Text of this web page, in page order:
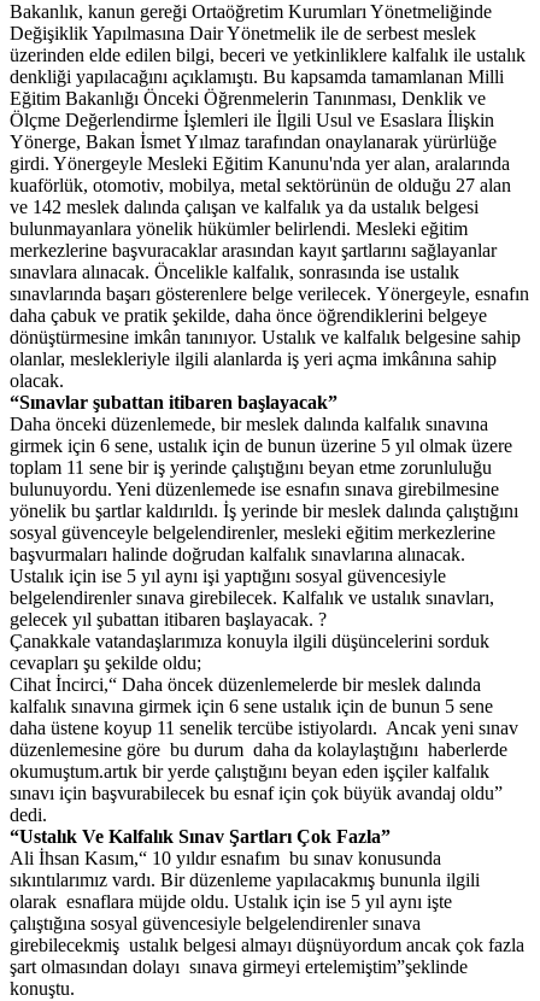
Bakanlık, kanun gereği Ortaöğretim Kurumları Yönetmeliğinde
Değişiklik Yapılmasına Dair Yönetmelik ile de serbest meslek
üzerinden elde edilen bilgi, beceri ve yetkinliklere kalfalık ile ustalık
denkliği yapılacağını açıklamıştı. Bu kapsamda tamamlanan Milli
Eğitim Bakanlığı Önceki Öğrenmelerin Tanınması, Denklik ve
Ölçme Değerlendirme İşlemleri ile İlgili Usul ve Esaslara İlişkin
Yönerge, Bakan İsmet Yılmaz tarafından onaylanarak yürürlüğe
girdi. Yönergeyle Mesleki Eğitim Kanunu'nda yer alan, aralarında
kuaförlük, otomotiv, mobilya, metal sektörünün de olduğu 27 alan
ve 142 meslek dalında çalışan ve kalfalık ya da ustalık belgesi
bulunmayanlara yönelik hükümler belirlendi. Mesleki eğitim
merkezlerine başvuracaklar arasından kayıt şartlarını sağlayanlar
sınavlara alınacak. Öncelikle kalfalık, sonrasında ise ustalık
sınavlarında başarı gösterenlere belge verilecek. Yönergeyle, esnafın
daha çabuk ve pratik şekilde, daha önce öğrendiklerini belgeye
dönüştürmesine imkân tanınıyor. Ustalık ve kalfalık belgesine sahip
olanlar, meslekleriyle ilgili alanlarda iş yeri açma imkânına sahip
olacak.
“Sınavlar şubattan itibaren başlayacak”
Daha önceki düzenlemede, bir meslek dalında kalfalık sınavına
girmek için 6 sene, ustalık için de bunun üzerine 5 yıl olmak üzere
toplam 11 sene bir iş yerinde çalıştığını beyan etme zorunluluğu
bulunuyordu. Yeni düzenlemede ise esnafın sınava girebilmesine
yönelik bu şartlar kaldırıldı. İş yerinde bir meslek dalında çalıştığını
sosyal güvenceyle belgelendirenler, mesleki eğitim merkezlerine
başvurmaları halinde doğrudan kalfalık sınavlarına alınacak.
Ustalık için ise 5 yıl aynı işi yaptığını sosyal güvencesiyle
belgelendirenler sınava girebilecek. Kalfalık ve ustalık sınavları,
gelecek yıl şubattan itibaren başlayacak. ?
Çanakkale vatandaşlarımıza konuyla ilgili düşüncelerini sorduk
cevapları şu şekilde oldu;
Cihat İncirci,“ Daha öncek düzenlemelerde bir meslek dalında
kalfalık sınavına girmek için 6 sene ustalık için de bunun 5 sene
daha üstene koyup 11 senelik tercübe istiyolardı. Ancak yeni sınav
düzenlemesine göre bu durum daha da kolaylaştığını haberlerde
okumuştum.artık bir yerde çalıştığını beyan eden işçiler kalfalık
sınavı için başvurabilecek bu esnaf için çok büyük avandaj oldu”
dedi.
“Ustalık Ve Kalfalık Sınav Şartları Çok Fazla”
Ali İhsan Kasım,“ 10 yıldır esnafım bu sınav konusunda
sıkıntılarımız vardı. Bir düzenleme yapılacakmış bununla ilgili
olarak esnaflara müjde oldu. Ustalık için ise 5 yıl aynı işte
çalıştığına sosyal güvencesiyle belgelendirenler sınava
girebilecekmiş ustalık belgesi almayı düşnüyordum ancak çok fazla
şart olmasından dolayı sınava girmeyi ertelemiştim”şeklinde
konuştu.